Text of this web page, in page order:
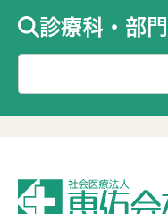
診療科・部